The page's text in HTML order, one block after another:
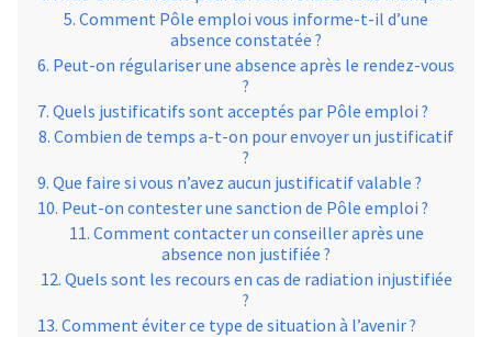
Comment Pôle emploi vous informe-t-il d’une
absence constatée ?
Peut-on régulariser une absence après le rendez-vous
?
Quels justificatifs sont acceptés par Pôle emploi ?
Combien de temps a-t-on pour envoyer un justificatif
?
Que faire si vous n’avez aucun justificatif valable ?
Peut-on contester une sanction de Pôle emploi ?
Comment contacter un conseiller après une
absence non justifiée ?
Quels sont les recours en cas de radiation injustifiée
?
Comment éviter ce type de situation à l’avenir ?